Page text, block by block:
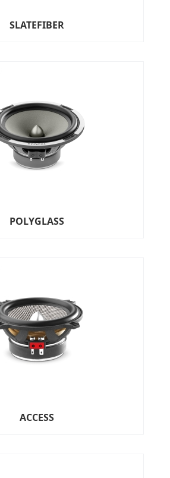
SLATEFIBER
POLYGLASS
ACCESS